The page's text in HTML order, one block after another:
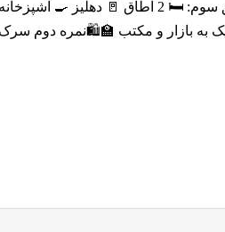
قیمت: فقط ۴۵ لک افغانی 💸 🔑 خانه آماده برای سکونت و سرمایه‌گذاری مطمئن! 📞